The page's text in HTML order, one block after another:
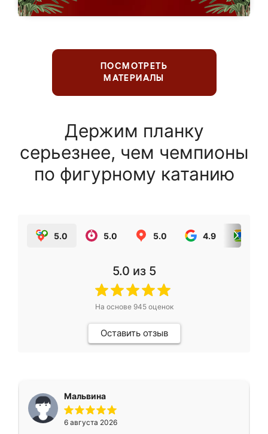
ПОСМОТРЕТЬ
МАТЕРИАЛЫ
Держим планку
серьезнее, чем чемпионы
по фигурному катанию
5.0 5.0 5.0 4.9
5.0 из 5
На основе 945оценок
Оставить отзыв
Мальвина
6 августа 2026